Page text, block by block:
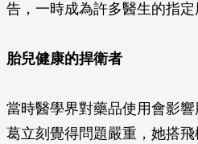
告，一時成為許多醫生的指定
胎兒健康的捍衛者
當時醫學界對藥品使用會影
葛立刻覺得問題嚴重，她搭